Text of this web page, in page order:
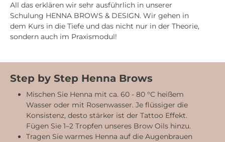
All das erklären wir sehr ausführlich in unserer
Schulung HENNA BROWS & DESIGN. Wir gehen in
dem Kurs in die Tiefe und das nicht nur in der Theorie,
sondern auch im Praxismodul!
Step by Step Henna Brows
Mischen Sie Henna mit ca. 60 - 80 °C heißem
Wasser oder mit Rosenwasser. Je flüssiger die
Konsistenz, desto stärker ist der Tattoo Effekt.
Fügen Sie 1–2 Tropfen unseres Brow Oils hinzu.
Tragen Sie warmes Henna auf die Augenbrauen